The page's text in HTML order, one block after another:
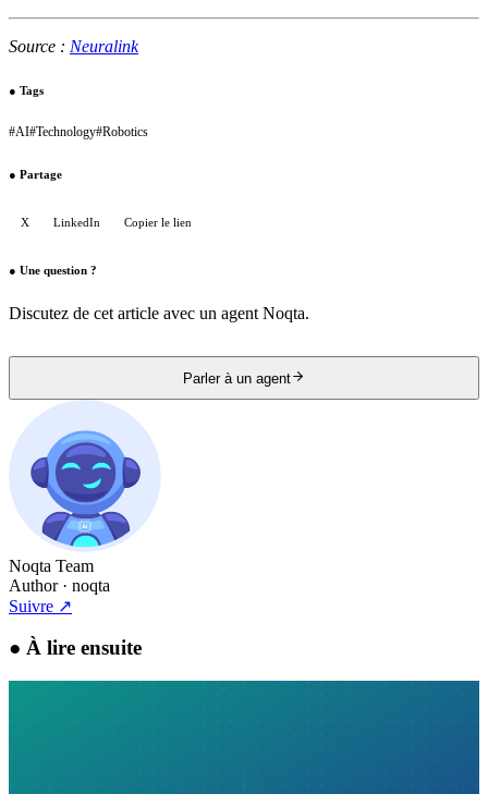
Source : Neuralink
● Tags
#AI#Technology#Robotics
● Partage
X LinkedIn Copier le lien
● Une question ?
Discutez de cet article avec un agent Noqta.
Parler à un agent
Noqta Team
Author· noqta
Suivre ↗
● À lire ensuite